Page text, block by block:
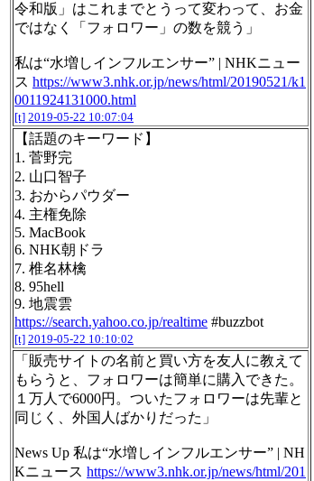
令和版」はこれまでとうって変わって、お金
ではなく「フォロワー」の数を競う」
私は“水増しインフルエンサー” | NHKニュー
ス https://www3.nhk.or.jp/news/html/20190521/k1
0011924131000.html
[t] 2019-05-22 10:07:04
【話題のキーワード】
1. 菅野完
2. 山口智子
3. おからパウダー
4. 主権免除
5. MacBook
6. NHK朝ドラ
7. 椎名林檎
8. 95hell
9. 地震雲
https://search.yahoo.co.jp/realtime #buzzbot
[t] 2019-05-22 10:10:02
「販売サイトの名前と買い方を友人に教えて
もらうと、フォロワーは簡単に購入できた。
１万人で6000円。ついたフォロワーは先輩と
同じく、外国人ばかりだった」
News Up 私は“水増しインフルエンサー” | NH
Kニュース https://www3.nhk.or.jp/news/html/201